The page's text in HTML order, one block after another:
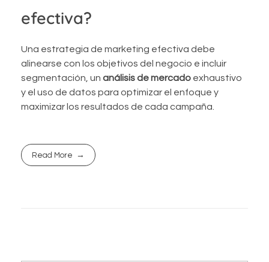
efectiva?
Una estrategia de marketing efectiva debe
alinearse con los objetivos del negocio e incluir
segmentación, un análisis de mercado exhaustivo
y el uso de datos para optimizar el enfoque y
maximizar los resultados de cada campaña.
Read More